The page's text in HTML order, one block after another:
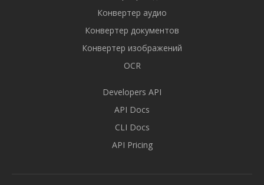
Конвертер аудио
Конвертер документов
Конвертер изображений
OCR
Developers API
API Docs
CLI Docs
API Pricing